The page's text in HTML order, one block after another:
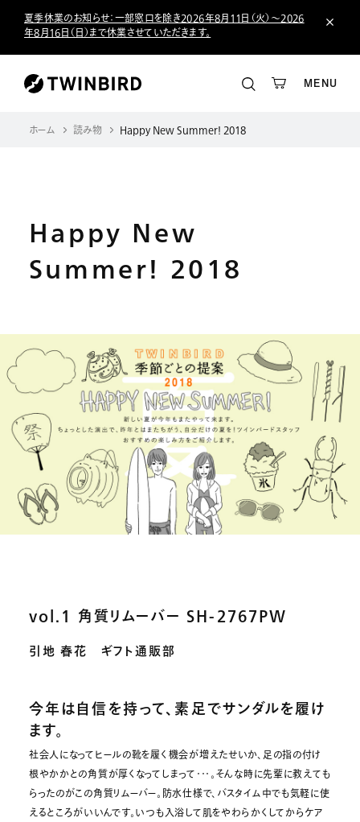
夏季休業のお知らせ：一部窓口を除き2026年8月11日（火）～2026
年8月16日（日）まで休業させていただきます。
MENU
ホーム 読み物 Happy New Summer! 2018
Happy New
Summer! 2018
vol.1 角質リムーバー SH-2767PW
引地 春花 ギフト通販部
今年は自信を持って、素足でサンダルを履け
ます。
社会人になってヒールの靴を履く機会が増えたせいか、足の指の付け
根やかかとの角質が厚くなってしまって・・・。そんな時に先輩に教えても
らったのがこの角質リムーバー。防水仕様で、バスタイム中でも気軽に使
えるところがいいんです。いつも入浴して肌をやわらかくしてからケア